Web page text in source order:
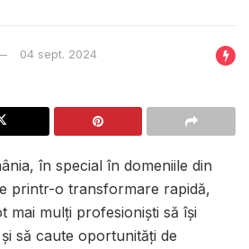
04 sept. 2024
în special în domeniile din
printr-o transformare rapidă,
mai mulți profesioniști să își
să caute oportunități de